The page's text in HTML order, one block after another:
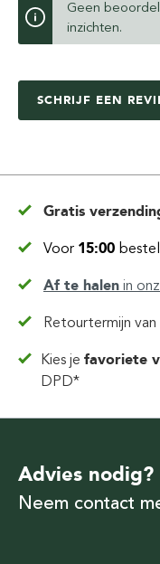
Geen
inzichten.
SCHRIJF EEN
Gratis
Voor 15:00
Af te halen in
Retourtermijn van
Kies jefavoriete
DPD*
Advies nodig?
Neem contact